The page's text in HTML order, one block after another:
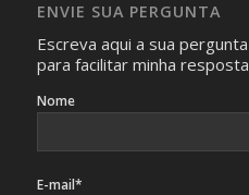
identificação da pessoa
ENVIE SUA PERGUNTA
Escreva aqui a sua
para facilitar minha
Nome
E-mail*